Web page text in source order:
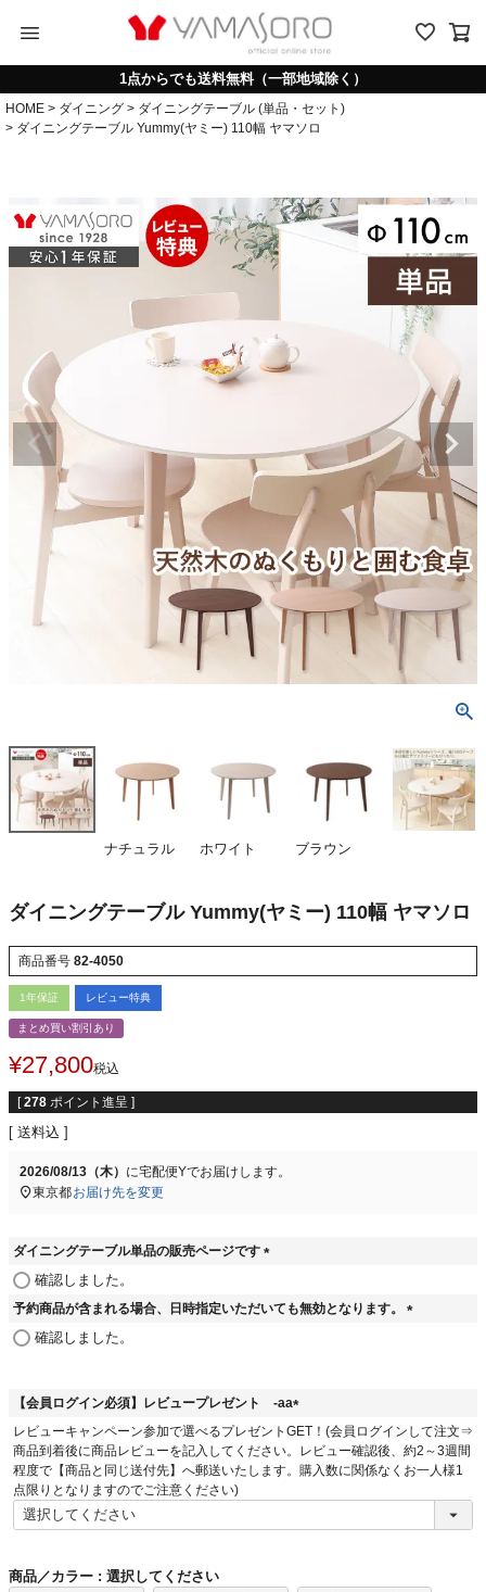
menu
1点からでも送料無料（一部地域除く）
HOME ダイニング
ダイニングテーブル (単品・セット)
ダイニングテーブル Yummy(ヤミー) 110幅 ヤマソロ
ナチュラル ホワイト ブラウン
ダイニングテーブル Yummy(ヤミー) 110幅 ヤマソロ
商品番号 82-4050
1年保証 レビュー特典
まとめ買い割引あり
¥27,800税込
[ 278 ポイント進呈 ]
送料込
2026/08/13（木） に宅配便Yでお届けします。
東京都お届け先を変更
ダイニングテーブル単品の販売ページです
須
確認しました。
予約商品が含まれる場合、日時指定いただいても無効となります。
確認しました。
【会員ログイン必須】レビュープレゼント -aa
(
必
須
レビューキャンペーン参加で選べるプレゼントGET！(会員ログインして注文⇒
商品到着後に商品レビューを記入してください。レビュー確認後、約2～3週間
程度で【商品と同じ送付先】へ郵送いたします。購入数に関係なくお一人様1
点限りとなりますのでご注意ください)
商品／カラー 選択してください